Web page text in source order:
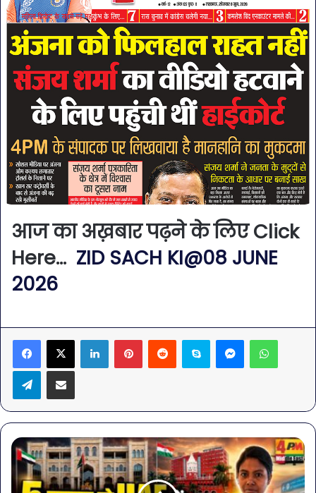
आज का अख़बार पढ़ने के लिए Click
Here… ZID SACH KI@08 JUNE
2026
LinkedInPinterestReddit Skype Messenger
TelegramShare via Email